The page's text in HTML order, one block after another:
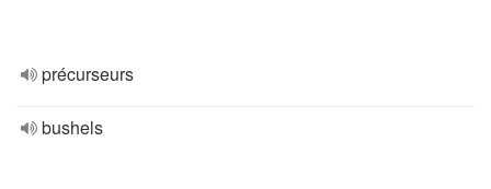
précurseurs
bushels